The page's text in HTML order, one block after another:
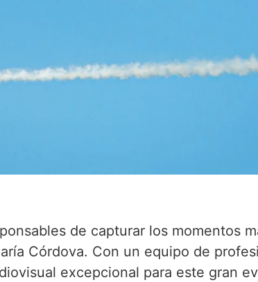
de capturar los momentos
Córdova. Con un equipo de
excepcional para este gran